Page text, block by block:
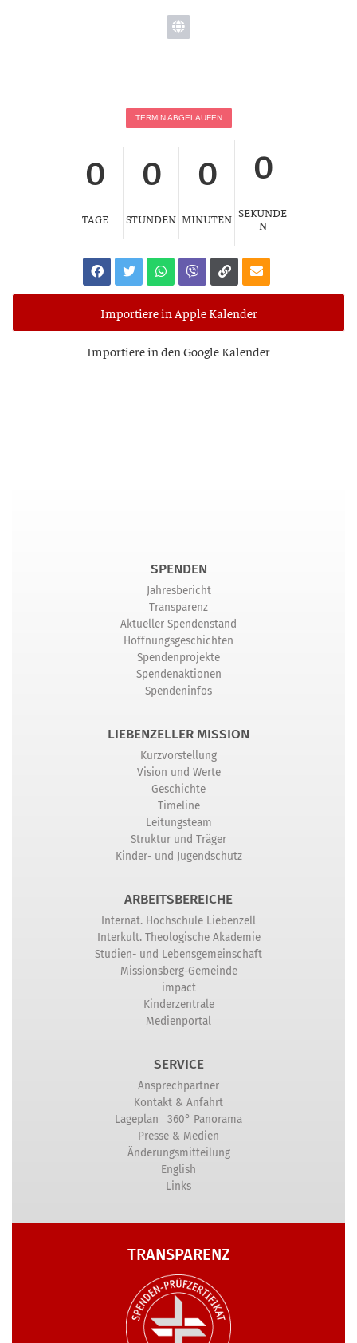
TER­MIN ABGELAUFEN
0
TAGE
0
STUNDEN
0
MINUTEN
0
SEKUNDE
N
Importiere in Apple Kalender
Impor­tie­re in den Goog­le Kalender
SPENDEN
Jahresbericht
Transparenz
Aktueller Spendenstand
Hoffnungsgeschichten
Spendenprojekte
Spendenaktionen
Spendeninfos
LIEBENZELLER MISSION
Kurzvorstellung
Vision und Werte
Geschichte
Timeline
Leitungsteam
Struktur und Träger
Kinder- und Jugendschutz
ARBEITSBEREICHE
Internat. Hochschule Liebenzell
Interkult. Theologische Akademie
Studien- und Lebensgemeinschaft
Missionsberg-Gemeinde
impact
Kinderzentrale
Medienportal
SERVICE
Ansprechpartner
Kontakt & Anfahrt
Lageplan | 360° Panorama
Presse & Medien
Änderungsmitteilung
English
Links
TRANSPARENZ